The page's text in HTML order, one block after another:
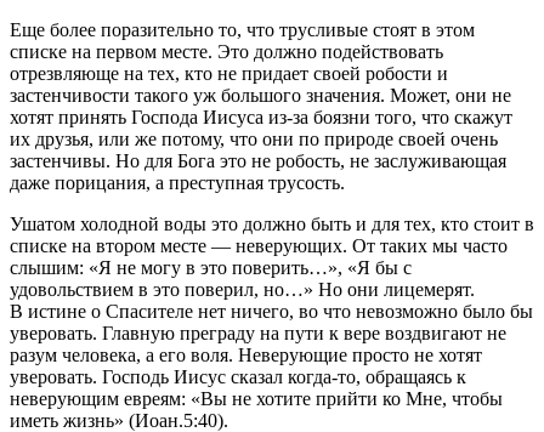
Еще более поразительно то, что трусливые стоят в этом
списке на первом месте. Это должно подействовать
отрезвляюще на тех, кто не придает своей робости и
застенчивости такого уж большого значения. Может, они не
хотят принять Господа Иисуса из-за боязни того, что скажут
их друзья, или же потому, что они по природе своей очень
застенчивы. Но для Бога это не робость, не заслуживающая
даже порицания, а преступная трусость.
Ушатом холодной воды это должно быть и для тех, кто стоит в
списке на втором месте — неверующих. От таких мы часто
слышим: «Я не могу в это поверить…», «Я бы с
удовольствием в это поверил, но…» Но они лицемерят.
В истине о Спасителе нет ничего, во что невозможно было бы
уверовать. Главную преграду на пути к вере воздвигают не
разум человека, а его воля. Неверующие просто не хотят
уверовать. Господь Иисус сказал когда-то, обращаясь к
неверующим евреям: «Вы не хотите прийти ко Мне, чтобы
иметь жизнь» (Иоан.5:40).